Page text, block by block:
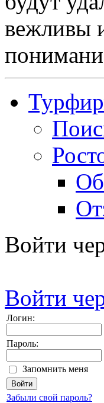
вежливы
Войти
Войти
Логин:
Пароль:
Запомнить меня
Забыли свой пароль?